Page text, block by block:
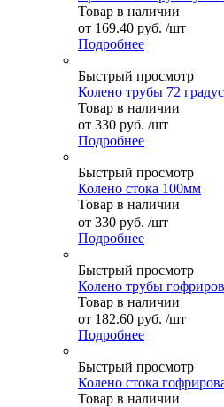
Товар в наличии
от 169.40 руб. /шт
Подробнее
Быстрый просмотр
Колено трубы 72
Товар в наличии
от 330 руб. /шт
Подробнее
Быстрый просмотр
Колено стока 100мм
Товар в наличии
от 330 руб. /шт
Подробнее
Быстрый просмотр
Колено трубы
Товар в наличии
от 182.60 руб. /шт
Подробнее
Быстрый просмотр
Колено стока
Товар в наличии